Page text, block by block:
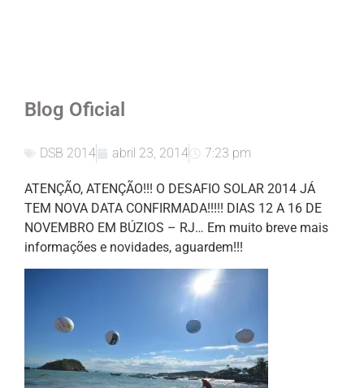
Blog Oficial
DSB 2014 abril 23, 2014 7:23 pm
ATENÇÃO, ATENÇÃO!!! O DESAFIO SOLAR 2014 JÁ
TEM NOVA DATA CONFIRMADA!!!!! DIAS 12 A 16 DE
NOVEMBRO EM BÚZIOS – RJ… Em muito breve mais
informações e novidades, aguardem!!!